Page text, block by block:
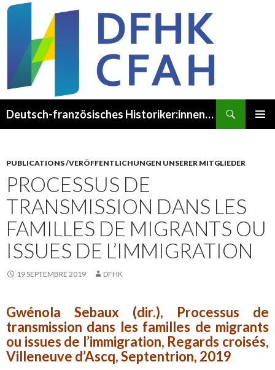
Deutsch-französisches Historiker:innenkomitee – Comité franco-allemand des Historien·ne·s
PUBLICATIONS /VERÖFFENTLICHUNGEN UNSERER MITGLIEDER
PROCESSUS DE
TRANSMISSION DANS LES
FAMILLES DE MIGRANTS OU
ISSUES DE L’IMMIGRATION
19 SEPTEMBRE 2019 DFHK
Gwénola Sebaux (dir.), Processus de
transmission dans les familles de migrants
ou issues de l’immigration, Regards croisés,
Villeneuve d’Ascq, Septentrion, 2019